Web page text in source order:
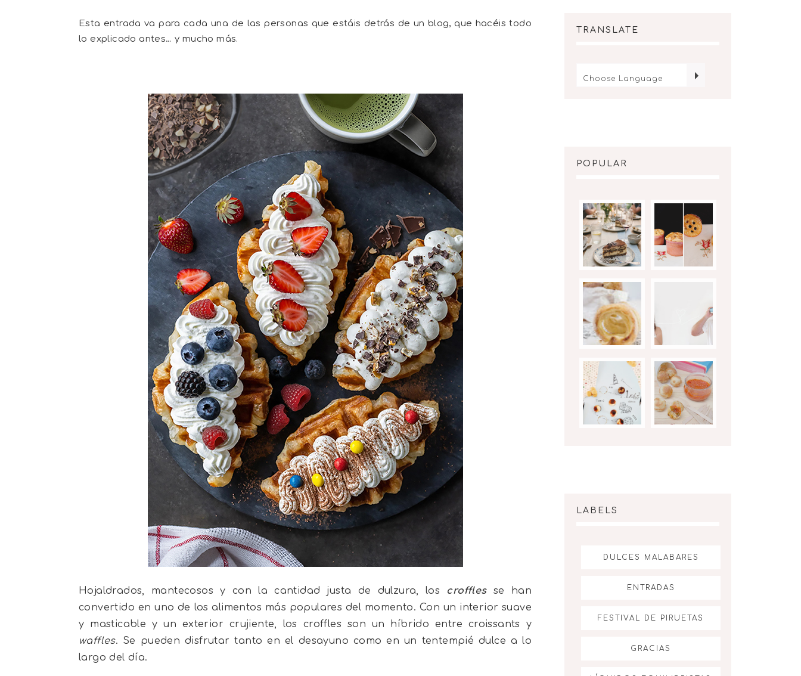
Esta entrada va para cada una de las personas que estáis detrás de un blog, que hacéis todo
lo explicado antes… y mucho más.
Hojaldrados, mantecosos y con la cantidad justa de dulzura, los crofflesse han
convertido en uno de los alimentos más populares del momento. Con un interior suave
y masticable y un exterior crujiente, los croffles son un híbrido entre croissants y
waffles. Se pueden disfrutar tanto en el desayuno como en un tentempié dulce a lo
largo del día.
TRANSLATE
POPULAR
LABELS
DULCES MALABARES
ENTRADAS
FESTIVAL DE PIRUETAS
GRACIAS